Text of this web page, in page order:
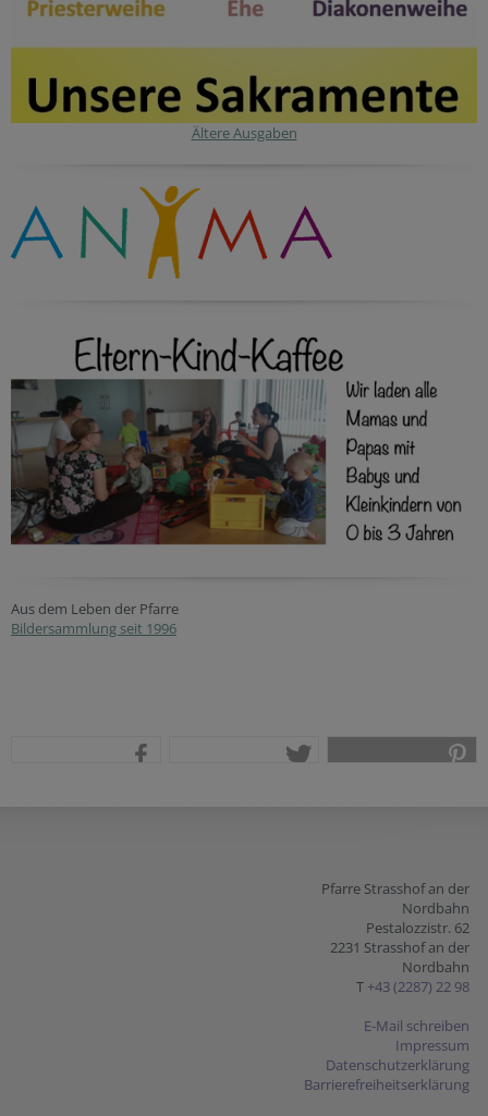
Ältere Ausgaben
Aus dem Leben der Pfarre
Bildersammlung seit 1996
Pfarre Strasshof an der
Nordbahn
Pestalozzistr. 62
2231 Strasshof an der
Nordbahn
T +43 (2287) 22 98
E-Mail schreiben
Impressum
Datenschutzerklärung
Barrierefreiheitserklärung